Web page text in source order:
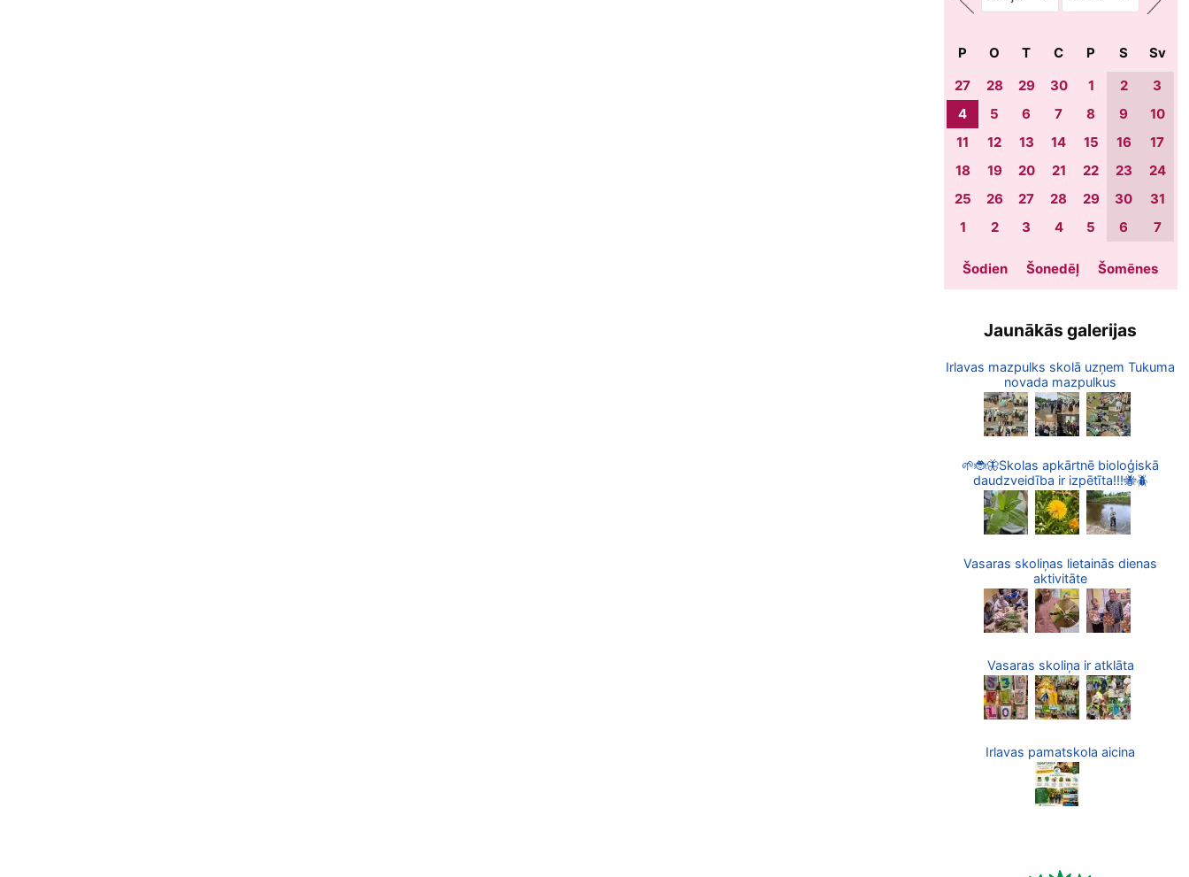
P O T C P S
Sv
27
28 29 30 1 2
3
4
5 6 7 8 9
10
11
12 13 14 15 16
17
18
19 20 21 22 23
24
25
26 27 28 29 30
31
1
2 3 4 5 6 7
Šodien Šonedēļ Šomēnes
Jaunākās galerijas
Irlavas mazpulks skolā uzņem Tukuma
novada mazpulkus
🌱🐞🦋Skolas apkārtnē bioloģiskā
daudzveidība ir izpētīta!!!🐝🪲
Vasaras skoliņas lietainās dienas
aktivitāte
Vasaras skoliņa ir atklāta
Irlavas pamatskola aicina